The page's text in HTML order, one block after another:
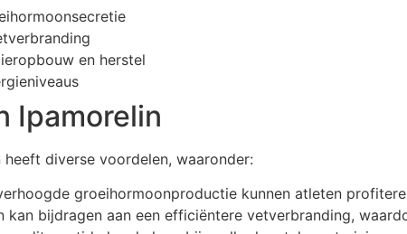
en herstel
Ipamorelin
diverse voordelen, waaronder:
groeihormoonproductie kunnen atleten
kan bijdragen aan een efficiëntere vetverbranding,